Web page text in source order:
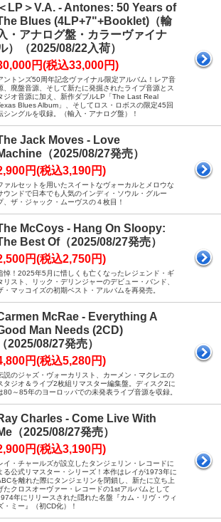
＜LP＞V.A. - Antones: 50 Years of
Blues (4LP+7"+Booklet)（輸
・アナログ盤・カラーヴァイナ
）（2025/08/22入荷）
円(税込33,000円)
ントンズ50周年記念ヴァイナル限定アルバム！レア音
、廃盤音源、そして新たに発掘されたライブ音源とス
ジオ音源に加え、新作ダブルLP「The Last Real
Blues Album」、そしてロス・ロボスの限定45回
シングルを収録。（輸入・アナログ盤）！
Jack Moves - Love
（2025/08/27発売）
円(税込3,190円)
ァルセットを用いたスイートなヴォーカルとメロウな
ウンドで日本でも人気のインディ・ソウル・グルー
、ザ・ジャック・ムーヴスの４枚目！
McCoys - Hang On Sloopy:
Best Of（2025/08/27発売）
円(税込2,750円)
悼！2025年5月に惜しくも亡くなったレジェンド・ギ
リスト、リック・デリンジャーのデビュー・バンド、
・マッコイズの初期ベスト・アルバムを再発売。
McRae - Everything A
Man Needs (2CD)
（2025/08/27発売）
円(税込5,280円)
説のジャズ・ヴォーカリスト、カーメン・マクレエの
タジオ＆ライブ2枚組リマスター編集盤。ディスク2に
80～85年のヨーロッパでの未発表ライブ音源を収録。
Charles - Come Live With
（2025/08/27発売）
円(税込3,190円)
イ・チャールズが設立したタンジェリン・レコードに
る公式リマスター・シリーズ！本作はレイが1973年に
を離れた際にタンジェリンを閉鎖し、新たに立ち上
たクロスオーヴァー・レコードの1stアルバムとして
年にリリースされた隠れた名盤『カム・リヴ・ウィ
・ミー』（初CD化）！